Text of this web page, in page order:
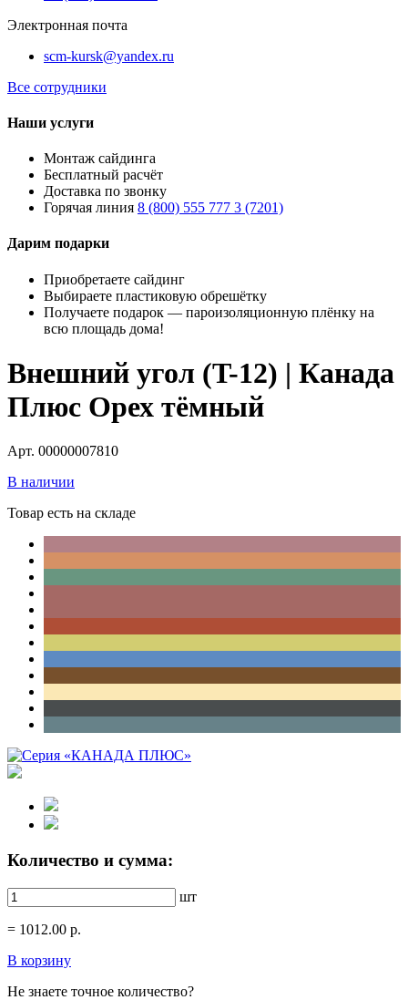
Электронная почта
scm-kursk@yandex.ru
Все сотрудники
Наши услуги
Монтаж сайдинга
Бесплатный расчёт
Доставка по звонку
Горячая линия 8 (800) 555 777 3 (7201)
Дарим подарки
Приобретаете сайдинг
Выбираете пластиковую обрешётку
Получаете подарок — пароизоляционную плёнку на
всю площадь дома!
Внешний угол (T-12) | Канада
Плюс Орех тёмный
Арт. 00000007810
В наличии
Товар есть на складе
Количество и сумма:
шт
= 1012.00 р.
В корзину
Не знаете точное количество?